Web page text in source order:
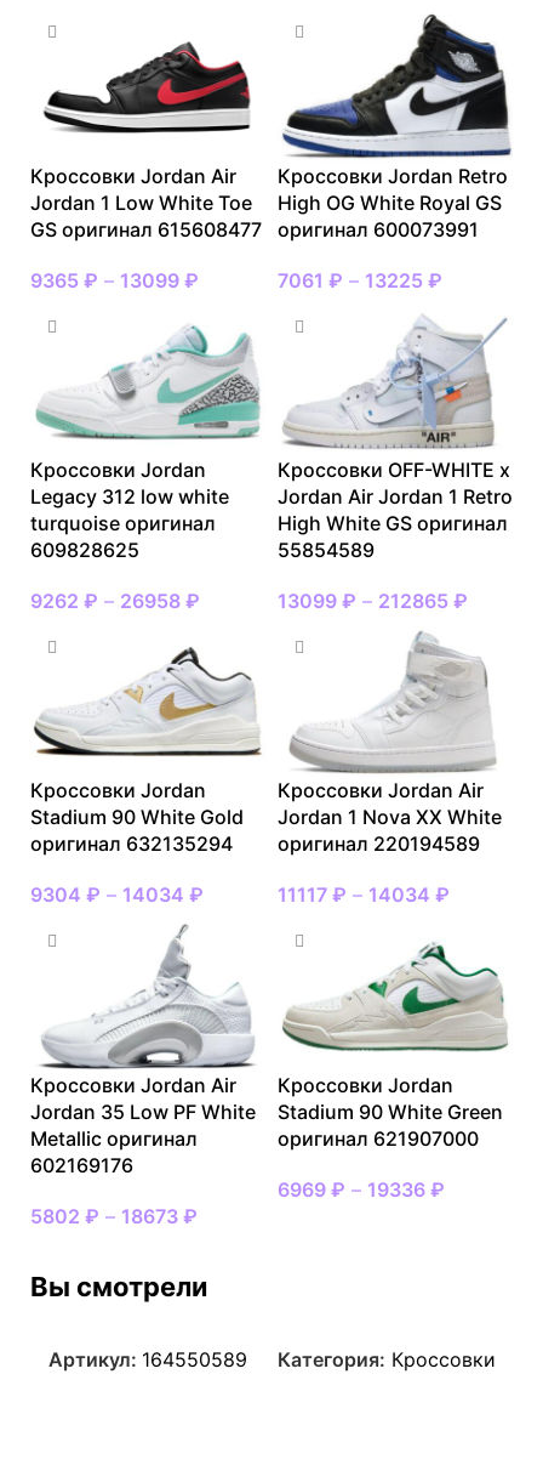
Кроссовки Jordan Air
Jordan 1 Low White Toe
GS оригинал 615608477
9365 ₽ – 13099 ₽
Кроссовки Jordan Retro
High OG White Royal GS
оригинал 600073991
7061 ₽ – 13225 ₽
Кроссовки Jordan
Legacy 312 low white
turquoise оригинал
609828625
9262 ₽ – 26958 ₽
Кроссовки OFF-WHITE x
Jordan Air Jordan 1 Retro
High White GS оригинал
55854589
13099 ₽ – 212865 ₽
Кроссовки Jordan
Stadium 90 White Gold
оригинал 632135294
9304 ₽ – 14034 ₽
Кроссовки Jordan Air
Jordan 1 Nova XX White
оригинал 220194589
11117 ₽ – 14034 ₽
Кроссовки Jordan Air
Jordan 35 Low PF White
Metallic оригинал
602169176
5802 ₽ – 18673 ₽
Кроссовки Jordan
Stadium 90 White Green
оригинал 621907000
6969 ₽ – 19336 ₽
Вы смотрели
Артикул: 164550589 Категория: Кроссовки